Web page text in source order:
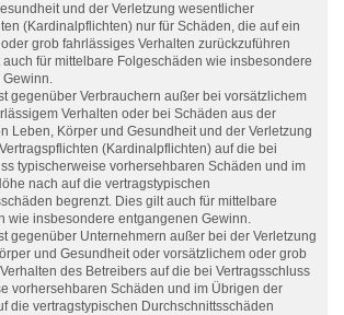
und der Verletzung wesentlicher
(Kardinalpflichten) nur für Schäden, die auf ein
grob fahrlässiges Verhalten zurückzuführen
für mittelbare Folgeschäden wie insbesondere
gegenüber Verbrauchern außer bei vorsätzlichem
Verhalten oder bei Schäden aus der
Leben, Körper und Gesundheit und der Verletzung
(Kardinalpflichten) auf die bei
typischerweise vorhersehbaren Schäden und im
nach auf die vertragstypischen
begrenzt. Dies gilt auch für mittelbare
wie insbesondere entgangenen Gewinn.
gegenüber Unternehmern außer bei der Verletzung
und Gesundheit oder vorsätzlichem oder grob
des Betreibers auf die bei Vertragsschluss
vorhersehbaren Schäden und im Übrigen der
die vertragstypischen Durchschnittsschäden